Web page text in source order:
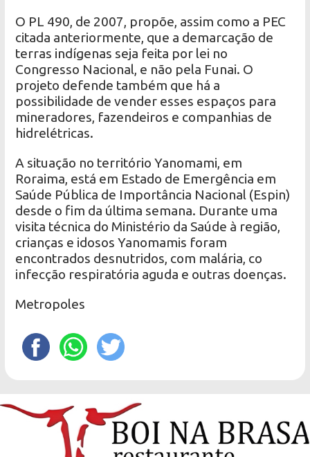
O PL 490, de 2007, propõe, assim como a PEC
citada anteriormente, que a demarcação de
terras indígenas seja feita por lei no
Congresso Nacional, e não pela Funai. O
projeto defende também que há a
possibilidade de vender esses espaços para
mineradores, fazendeiros e companhias de
hidrelétricas.
A situação no território Yanomami, em
Roraima, está em Estado de Emergência em
Saúde Pública de Importância Nacional (Espin)
desde o fim da última semana. Durante uma
visita técnica do Ministério da Saúde à região,
crianças e idosos Yanomamis foram
encontrados desnutridos, com malária, co
infecção respiratória aguda e outras doenças.
Metropoles